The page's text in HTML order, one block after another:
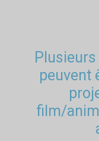
peuvent
film/